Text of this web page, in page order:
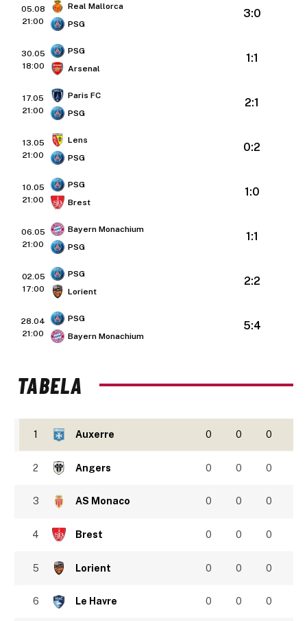
05.08
21:00
Real Mallorca
PSG
3:0
30.05
18:00
PSG
Arsenal
1:1
17.05
21:00
Paris FC
PSG
2:1
13.05
21:00
Lens
PSG
0:2
10.05
21:00
PSG
Brest
1:0
06.05
21:00
Bayern Monachium
PSG
1:1
02.05
17:00
PSG
Lorient
2:2
28.04
21:00
PSG
Bayern Monachium
5:4
TABELA
1 Auxerre 0 0 0
2 Angers 0 0 0
3 AS Monaco 0 0 0
4 Brest 0 0 0
5 Lorient 0 0 0
6 Le Havre 0 0 0